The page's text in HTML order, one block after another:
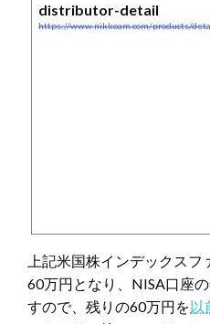
distributor-detail
https://www.nikkoam.com/products/
上記米国株インデックス
60万円となり、NISA口座
すので、残りの60万円を以